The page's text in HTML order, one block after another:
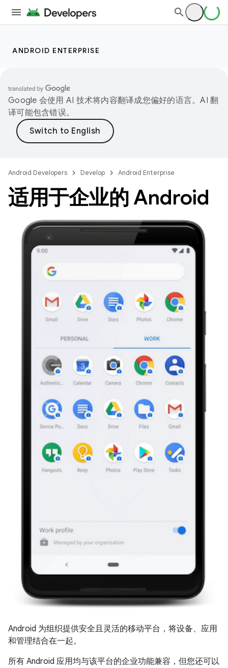
ANDROID ENTERPRISE
Google 会使用 AI 技术将内容翻译成您偏好的语言。AI 翻
译可能包含错误。
Android Developers Develop Android Enterprise
适用于企业的 Android
Android 为组织提供安全且灵活的移动平台，将设备、应用
和管理结合在一起。
所有 Android 应用均与该平台的企业功能兼容，但您还可以